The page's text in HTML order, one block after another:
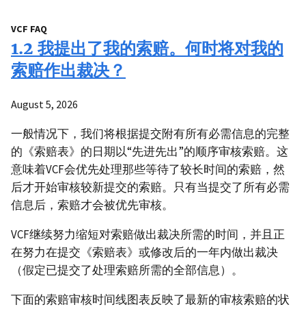
VCF FAQ
1.2 我提出了我的索赔。何时将对我的
索赔作出裁决？
August 5, 2026
一般情况下，我们将根据提交附有所有必需信息的完整
的《索赔表》的日期以“先进先出”的顺序审核索赔。这
意味着VCF会优先处理那些等待了较长时间的索赔，然
后才开始审核较新提交的索赔。只有当提交了所有必需
信息后，索赔才会被优先审核。
VCF继续努力缩短对索赔做出裁决所需的时间，并且正
在努力在提交《索赔表》或修改后的一年内做出裁决
（假定已提交了处理索赔所需的全部信息）。
下面的索赔审核时间线图表反映了最新的审核索赔的状